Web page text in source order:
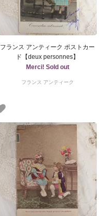
フランス アンティーク ポストカー
ド【deux personnes】
Merci! Sold out
フランス アンティーク